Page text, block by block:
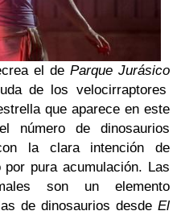
el deParque Jurásico
de los velocirraptores
que aparece en este
número de dinosaurios
la clara intención de
pura acumulación. Las
son un elemento
de dinosaurios desde El